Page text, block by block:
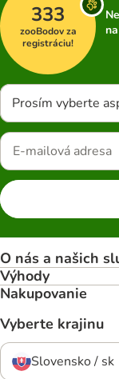
333
zooBodov za
registráciu!
Prosím vyberte
O nás a našich
Výhody
Nakupovanie
Vyberte krajinu
Slovensko / sk